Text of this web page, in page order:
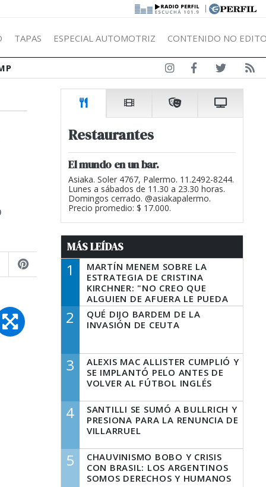
|
TAPAS ESPECIAL AUTOMOTRIZ CONTENIDO NO
Restaurantes
El mundo en un bar.
Asiaka. Soler 4767, Palermo. 11.2492-8244.
Lunes a sábados de 11.30 a 23.30 horas.
Domingos cerrado. @asiakapalermo.
Precio promedio: $ 17.000.
MÁS LEÍDAS
1
MARTÍN MENEM SOBRE LA
ESTRATEGIA DE CRISTINA
KIRCHNER: "NO CREO QUE
ALGUIEN DE AFUERA LE PUEDA
DECIR A LA JUSTICIA LO QUE
TIENE QUE HACER"
2
QUÉ DIJO BARDEM DE LA
INVASIÓN DE CEUTA
3
ALEXIS MAC ALLISTER CUMPLIÓ Y
SE IMPLANTÓ PELO ANTES DE
VOLVER AL FÚTBOL INGLÉS
4
SANTILLI SE SUMÓ A BULLRICH Y
PRESIONA PARA LA RENUNCIA DE
VILLARRUEL
5
CHAUVINISMO BOBO Y CRISIS
CON BRASIL: LOS ARGENTINOS
SOMOS DERECHOS Y HUMANOS